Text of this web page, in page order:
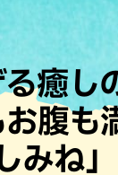
フレンチ
焼鳥・串
居酒屋・
スイーツ
ウナ
の海
癒し
腹も
みね」